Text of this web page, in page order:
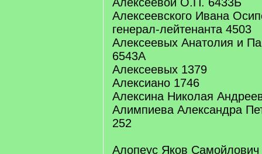
Алексеевского Ивана
генерал-лейтенанта 4503
Алексеевых Анатолия и
6543А
Алексеевых 1379
Алексиано 1746
Алексина Николая
Алимпиева Александра
252
Алопеус Яков Самойлович